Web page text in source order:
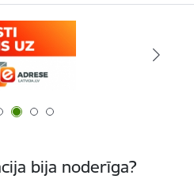
bija noderīga?